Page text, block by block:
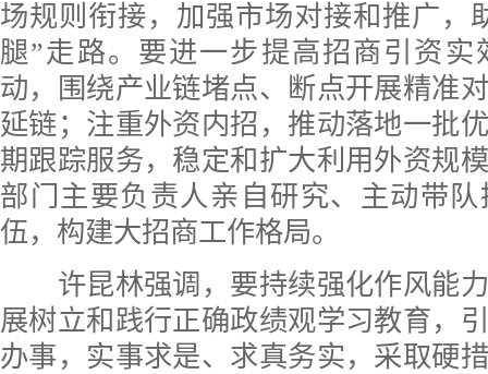
场规则衔接，加强市场对接和推广，
腿”走路。要进一步提高招商引资实
动，围绕产业链堵点、断点开展精准
延链；注重外资内招，推动落地一批
期跟踪服务，稳定和扩大利用外资规
部门主要负责人亲自研究、主动带
伍，构建大招商工作格局。
许昆林强调，要持续强化作风能力
展树立和践行正确政绩观学习教育，
办事，实事求是、求真务实，采取硬